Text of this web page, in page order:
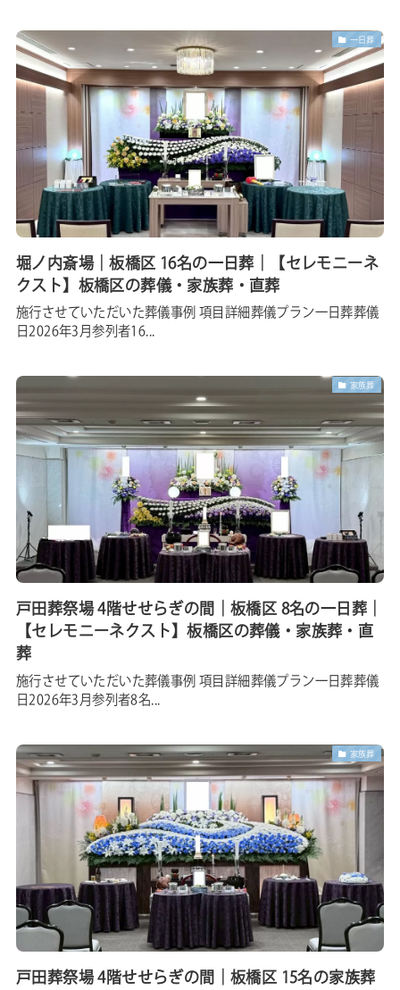
一日葬
堀ノ内斎場｜板橋区 16名の一日葬｜【セレモニーネ
クスト】板橋区の葬儀・家族葬・直葬
施行させていただいた葬儀事例 項目詳細葬儀プラン一日葬葬儀
日2026年3月参列者16...
家族葬
戸田葬祭場 4階せせらぎの間｜板橋区 8名の一日葬｜
【セレモニーネクスト】板橋区の葬儀・家族葬・直
葬
施行させていただいた葬儀事例 項目詳細葬儀プラン一日葬葬儀
日2026年3月参列者8名...
家族葬
戸田葬祭場 4階せせらぎの間｜板橋区 15名の家族葬